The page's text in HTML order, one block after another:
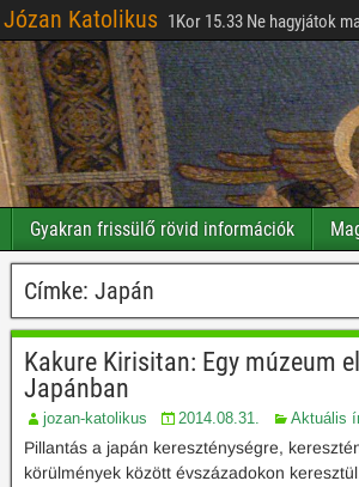
Józan Katolikus 1Kor 15.33 Ne hagyjátok
Gyakran frissülő rövid információk
Címke: Japán
Kakure Kirisitan: Egy múzeum
Japánban
jozan-katolikus 2014.08.31. Aktuális
Pillantás a japán kereszténységre,
körülmények között évszázadokon